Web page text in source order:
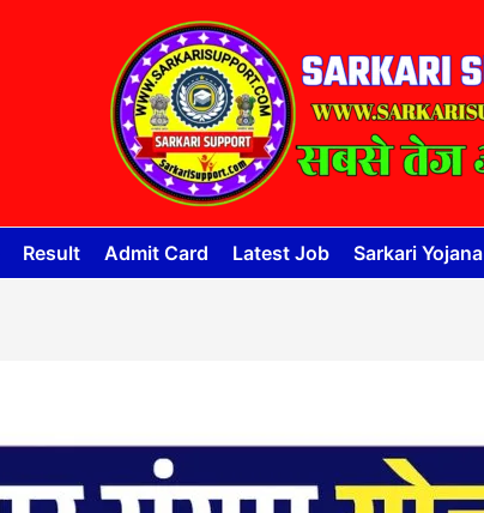
Result Admit Card Latest Job Sarkari Yojana